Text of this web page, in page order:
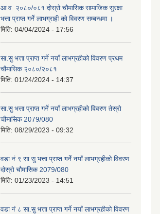
आ.व. २०८०/०८१ दोस्रो चौमासिक सामाजिक सुरक्षा
भत्ता प्राप्त गर्ने लाभग्राही को विवरण सम्बन्धमा ।
मिति: 04/04/2024 - 17:56
सा.सु भत्ता प्राप्त गर्ने नयाँ लाभग्रहीको विवरण प्रथम
चौमासिक २०८०/२०८१
मिति: 01/24/2024 - 14:37
सा.सु भत्ता प्राप्त गर्ने नयाँ लाभग्रहीको विवरण तेस्रो
चौमासिक 2079/080
मिति: 08/29/2023 - 09:32
वडा नं ९ सा.सु भत्ता प्राप्त गर्ने नयाँ लाभग्रहीको विवरण
दोस्रो चौमासिक 2079/080
मिति: 01/23/2023 - 14:51
वडा नं ८ सा.सु भत्ता प्राप्त गर्ने नयाँ लाभग्रहीको विवरण